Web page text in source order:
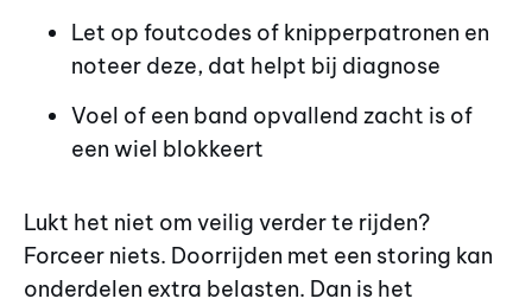
Let op foutcodes of knipperpatronen en
noteer deze, dat helpt bij diagnose
Voel of een band opvallend zacht is of
een wiel blokkeert
Lukt het niet om veilig verder te rijden?
Forceer niets. Doorrijden met een storing kan
onderdelen extra belasten. Dan is het